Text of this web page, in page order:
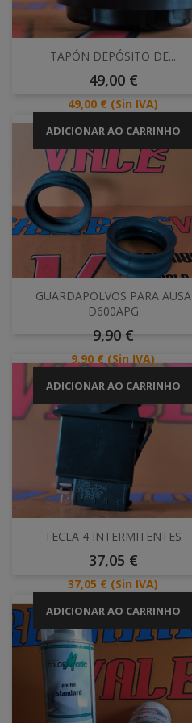
TAPÓN DEPÓSITO DE...
Preço
49,00 €
Preço
49,00 € (Sin IVA)
ADICIONAR AO CARRINHO
GUARDAPOLVOS PARA AUSA
D600APG
Preço
9,90 €
Preço
9,90 € (Sin IVA)
ADICIONAR AO CARRINHO
TECLA 4 INTERMITENTES
Preço
37,05 €
Preço
37,05 € (Sin IVA)
ADICIONAR AO CARRINHO